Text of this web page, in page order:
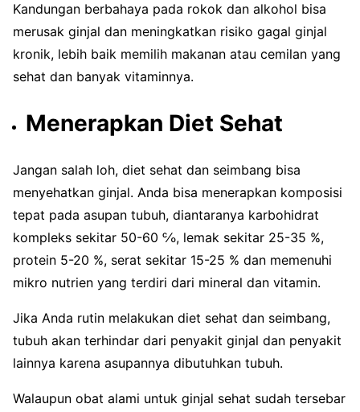
Kandungan berbahaya pada rokok dan alkohol bisa
merusak ginjal dan meningkatkan risiko gagal ginjal
kronik, lebih baik memilih makanan atau cemilan yang
sehat dan banyak vitaminnya.
Menerapkan Diet Sehat
Jangan salah loh, diet sehat dan seimbang bisa
menyehatkan ginjal. Anda bisa menerapkan komposisi
tepat pada asupan tubuh, diantaranya karbohidrat
kompleks sekitar 50-60 ℅, lemak sekitar 25-35 %,
protein 5-20 %, serat sekitar 15-25 % dan memenuhi
mikro nutrien yang terdiri dari mineral dan vitamin.
Jika Anda rutin melakukan diet sehat dan seimbang,
tubuh akan terhindar dari penyakit ginjal dan penyakit
lainnya karena asupannya dibutuhkan tubuh.
Walaupun obat alami untuk ginjal sehat sudah tersebar